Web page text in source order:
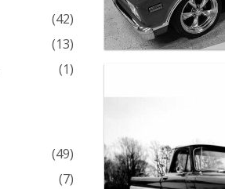
(42)
(13)
(1)
(49)
(7)